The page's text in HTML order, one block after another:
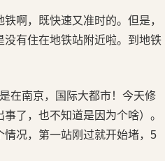
啊，既快速又准时的。但是，
有住在地铁站附近啦。到地铁
在南京，国际大都市！今天修
了，也不知道是因为个啥）。
况，第一站刚过就开始堵，5